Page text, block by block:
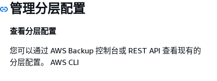
管理分层配置
查看分层配置
您可以通过 AWS Backup 控制台或 REST API 查看现有的
分层配置。 AWS CLI